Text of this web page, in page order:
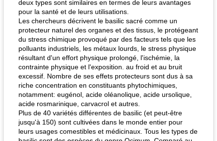
deux types sont similaires en termes de leurs avantages
pour la santé et de leurs utilisations.
Les chercheurs décrivent le basilic sacré comme un
protecteur naturel des organes et des tissus, le protégeant
du stress chimique provoqué par des facteurs tels que les
polluants industriels, les métaux lourds, le stress physique
résultant d'un effort physique prolongé, l'ischémie, la
contrainte physique et l'exposition. au froid et au bruit
excessif. Nombre de ses effets protecteurs sont dus à sa
riche concentration en constituants phytochimiques,
notamment: eugénol, acide oléanolique, acide ursolique,
acide rosmarinique, carvacrol et autres.
Plus de 40 variétés différentes de basilic (et peut-être
jusqu'à 150) sont cultivées dans le monde entier pour
leurs usages comestibles et médicinaux. Tous les types de